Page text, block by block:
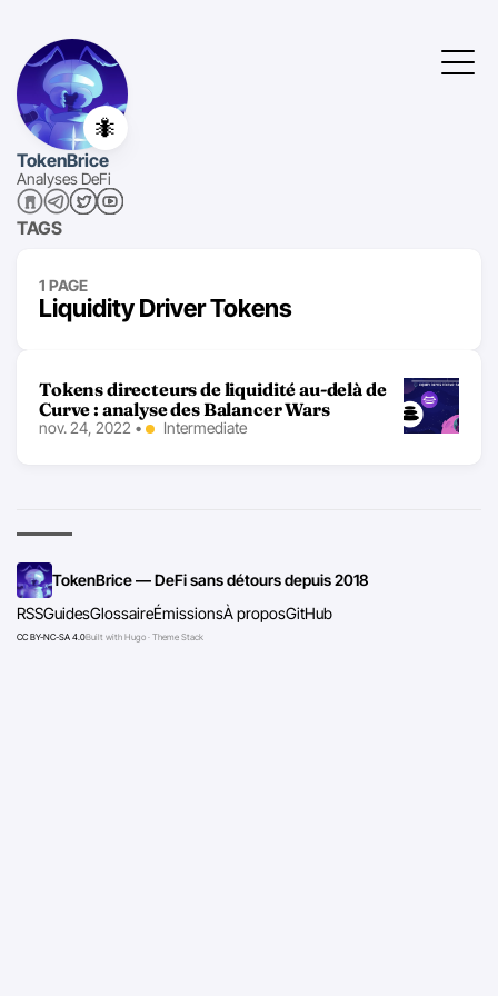
🐜
TokenBrice
Analyses DeFi
TAGS
1 PAGE
Liquidity Driver Tokens
Tokens directeurs de liquidité au-delà de
Curve : analyse des Balancer Wars
nov. 24, 2022 • Intermediate
TokenBrice — DeFi sans détours depuis 2018
RSSGuidesGlossaireÉmissionsÀ proposGitHub
CC BY-NC-SA 4.0Built with Hugo · Theme Stack